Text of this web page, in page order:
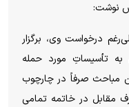
نوشت:
درخواست وی، برگزار
به تأسیساتِ مورد حمله
مباحث صرفاً در چارچوب
مقابل در خاتمه تمامی